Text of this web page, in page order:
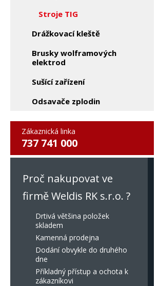
Stroje TIG
Drážkovací kleště
Brusky wolframových
elektrod
Sušící zařízení
Odsavače zplodin
Zákaznická linka
737 741 000
Proč nakupovat ve
firmě Weldis RK s.r.o. ?
Drtivá většina položek
skladem
Kamenná prodejna
Dodání obvykle do druhého
dne
Příkladný přístup a ochota k
zákazníkovi